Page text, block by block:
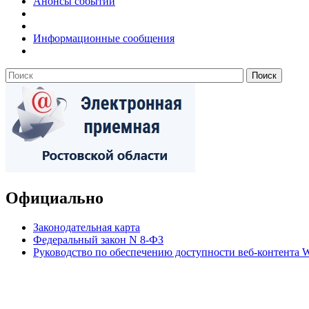
Информационные сообщения
Официально
Законодательная карта
Федеральный закон N 8-ФЗ
Руководство по обеспечению доступности веб-контента